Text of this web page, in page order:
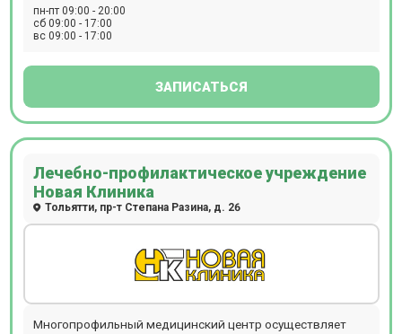
профилактический выезд специалистов на дом (педиатр,
терапевт, ЛОР), УЗИ на дому. Выполняется
взрослая и детская. Работает процедурный кабинет.
гастроэнтерологический), годовые программы,
мануальную терапию, куратора снижения веса,
прокалывание ушей. В центре оформляются больничные
листы, личные медицинские книжки, медицинские
справки, предрейсовые и послерейсовые медицинские
осмотры водителей, предварительные и периодические
медицинские осмотры.
пн-пт 09:00 - 20:00
сб 09:00 - 17:00
вс 09:00 - 17:00
ЗАПИСАТЬСЯ
Лечебно-профилактическое учреждение
Новая Клиника
Тольятти, пр-т Степана Разина, д. 26
Многопрофильный медицинский центр осуществляет